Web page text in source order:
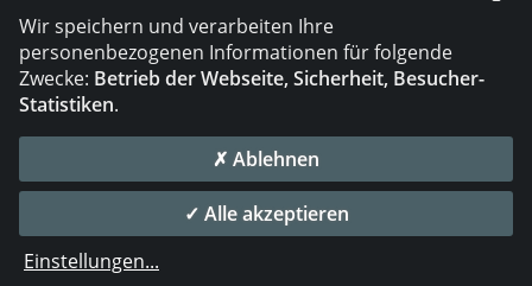
Die DVS Media GmbH ist ein Unternehmen der
© 2026 DVS Media GmbH
Datenschutzeinstellungen
die profilschmiede - Internetagentur
Wir speichern und verarbeiten Ihre
personenbezogenen Informationen für folgende
Zwecke: Betrieb der Webseite, Sicherheit, Besucher-
Statistiken.
✗ Ablehnen
✓ Alle akzeptieren
Einstellungen...